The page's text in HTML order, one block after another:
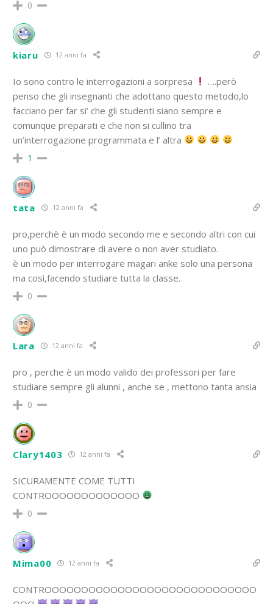
0
kiaru 12 anni fa
Io sono contro le interrogazioni a sorpresa
….però
penso che gli insegnanti che adottano questo metodo,lo
facciano per far si’ che gli studenti siano sempre e
comunque preparati e che non si cullino tra
un’interrogazione programmata e l’ altra
1
tata 12 anni fa
pro,perchè è un modo secondo me e secondo altri con cui
uno può dimostrare di avere o non aver studiato.
è un modo per interrogare magari anke solo una persona
ma così,facendo studiare tutta la classe.
0
Lara 12 anni fa
pro , perche è un modo valido dei professori per fare
studiare sempre gli alunni , anche se , mettono tanta ansia
0
Clary1403 12 anni fa
SICURAMENTE COME TUTTI
CONTROOOOOOOOOOOOO
0
Mima00 12 anni fa
CONTROOOOOOOOOOOOOOOOOOOOOOOOOOOOO